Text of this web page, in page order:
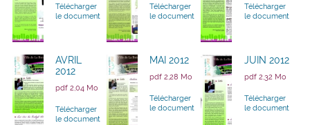
Télécharger
le document
Télécharger
le document
Télécharger
le document
AVRIL
2012
pdf 2,04 Mo
Télécharger
le document
MAI 2012
pdf 2,28 Mo
Télécharger
le document
JUIN 2012
pdf 2,32 Mo
Télécharger
le document